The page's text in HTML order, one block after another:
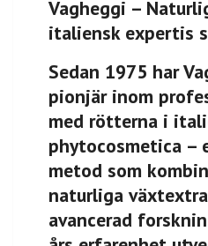
Vagheggi –
italiensk expertis
Sedan 1975 har
pionjär inom
med rötterna i
phytocosmetica –
metod som
naturliga
avancerad